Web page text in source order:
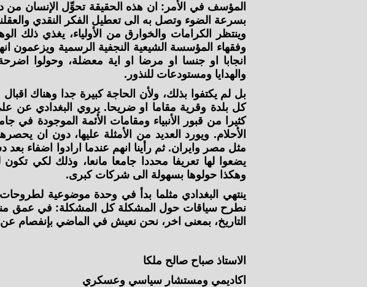
المؤسف في الأمر: ان هذه الحقيقة تحوِّل الإنسان
بسرعة الضوء وتصل به الى تعطيل الفكر النقدي
وينتظر الكرامات والخوارق من الأولياء، يغذي ذلك
وفقهاء المؤسسة الشيعية النجفية الرسمية ويزعمون
انجابا او جنسا او مرضا او اية معضلة، وحولوا
والهدايا ومستودعات للنذور.
بل لم يكتفوا بذلك، ولأن الحاجة كبيرة جدا وهناك
كل بلدة وقرية مقاما او ضريحا. يروي البغدادي عن
كثيرا من قبور الأنبياء ومقامات الأئمة الموجودة في
الأحلام. ويورد العديد من الأمثلة عليها، دون ان
مثل مصر وايران. ثم رأينا انهم عندما ارادوا اضفاء
يضعوا لها تعريفا محددا جامعا مانعا، وذلك لكي
وهكذا حولوها بسهولة الى شركات كبرى.
ينتهي البغدادي مثلما بدأ في وحدة موضوعية
نطرح سياقات حول المشكلة كل المشكلة: في عمق
التاريخ، بمعنى اخر، نحن نعيش في الماضي بإنفصام
الاستاذ صباح صالح ملكا
اكاديمي ومستشار سياسي وعسكري